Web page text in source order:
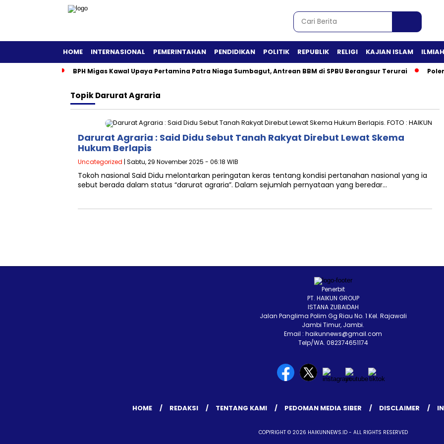
HOME INTERNASIONAL PEMERINTAHAN PENDIDIKAN POLITIK REPUBLIK RELIGI KAJIAN ISLAM ILMIAH
BPH Migas Kawal Upaya Pertamina Patra Niaga Sumbagut, Antrean BBM di SPBU Berangsur Terurai
TopikDarurat Agraria
Darurat Agraria : Said Didu Sebut Tanah Rakyat Direbut Lewat Skema
Hukum Berlapis
Uncategorized | Sabtu, 29 November 2025 - 06:18 WIB
Tokoh nasional Said Didu melontarkan peringatan keras tentang kondisi pertanahan nasional yang ia
sebut berada dalam status “darurat agraria”. Dalam sejumlah pernyataan yang beredar…
Penerbit
PT. HAIKUN GROUP
ISTANA ZUBAIDAH
Jalan Panglima Polim Gg Riau No. 1 Kel. Rajawali
Jambi Timur, Jambi.
Email : haikunnews@gmail.com
Telp/WA. 082374651174
HOME REDAKSI TENTANG KAMI PEDOMAN MEDIA SIBER DISCLAIMER
COPYRIGHT © 2026 HAIKUNNEWS.ID - ALL RIGHTS RESERVED